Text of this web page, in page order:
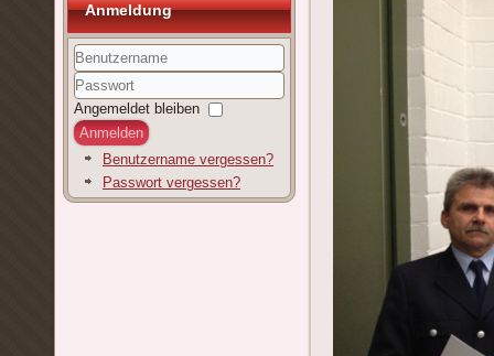
Anmeldung
Benutzername
Passwort
Angemeldet bleiben
Anmelden
Benutzername vergessen?
Passwort vergessen?